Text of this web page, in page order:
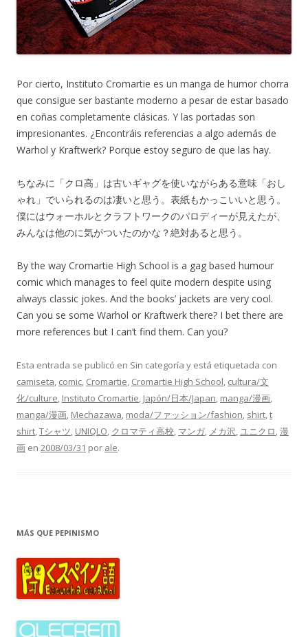
Por cierto, Instituto Cromartie es un manga de humor chorra
que consigue ser bastante moderno a pesar de estar basado
en coñas completamente clásicas. Y las portadas son
impresionantes. ¿Encontráis referencias a algo además de
Warhol y Kraftwerk? Porque estoy seguro de que las hay.
ちなみに「クロ高」は古いギャグを使いながらある意味「おし
ゃれ」でいられるのは凄いと思う。表紙もかっこいいと思う。
僕にはウォーホルとクラフトワークのパロディーが見えたが、
みんなは他のに気がついたのかな？絶対あると思う。
By the way Cromartie High School is a gag based humour
comic which manages to feel quite modern despite using
always classic jokes. And the books’ jackets are very cool.
Can you se some Warhol or Kraftwerk there? I bet there are
more references but I can’t find them. Can you?
Esta entrada se publicó en Sin categoría y está etiquetada con
camiseta, comic, Cromartie, Cromartie High School, cultura/文
化/culture, Instituto Cromartie, Japón/日本/Japan, manga/漫画,
manga/漫画, Mechazawa, moda/ファッション/fashion, shirt,t
shirt,Tシャツ, UNIQLO, クロマティ高校, マンガ, メカ沢,ユニクロ,漫
画 en 2008/03/31 por ale.
MÁS QUE PEPINISMO